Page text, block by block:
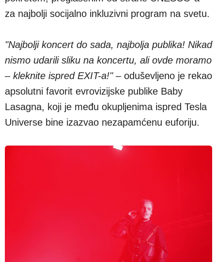
za najbolji socijalno inkluzivni program na svetu.
"Najbolji koncert do sada, najbolja publika! Nikad
nismo udarili sliku na koncertu, ali ovde moramo
– kleknite ispred EXIT-a!" – oduševljeno je rekao
apsolutni favorit evrovizijske publike Baby
Lasagna, koji je među okupljenima ispred Tesla
Universe bine izazvao nezapamćenu euforiju.